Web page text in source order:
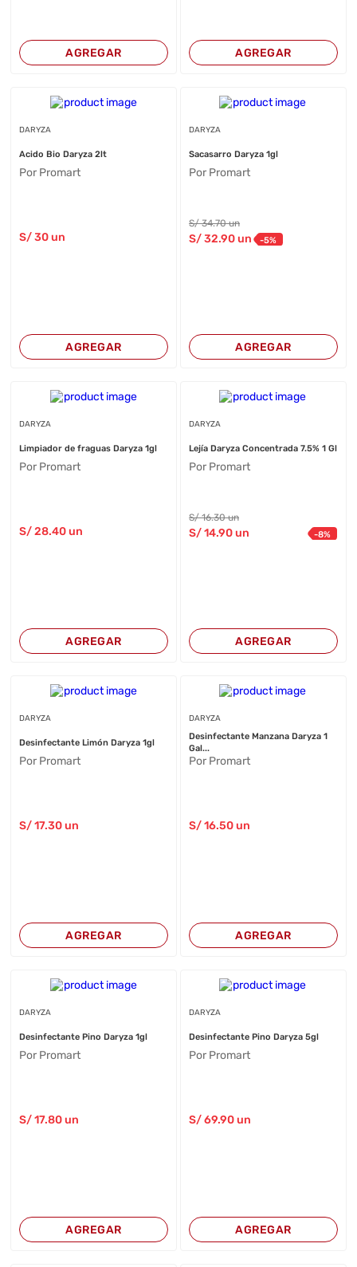
AGREGAR AGREGAR
DARYZA
Acido Bio Daryza 2lt
Por Promart
S/30 un
AGREGAR
DARYZA
Sacasarro Daryza 1gl
Por Promart
S/34.70 un
S/32.90un -5%
AGREGAR
DARYZA
Limpiador de fraguas Daryza 1gl
Por Promart
S/28.40 un
AGREGAR
DARYZA
Lejía Daryza Concentrada 7.5% 1 Gl
Por Promart
S/16.30 un
S/14.90un -8%
AGREGAR
DARYZA
Desinfectante Limón Daryza 1gl
Por Promart
S/17.30 un
AGREGAR
DARYZA
Desinfectante Manzana Daryza 1
Gal...
Por Promart
S/16.50un
AGREGAR
DARYZA
Desinfectante Pino Daryza 1gl
Por Promart
S/17.80 un
AGREGAR
DARYZA
Desinfectante Pino Daryza 5gl
Por Promart
S/69.90un
AGREGAR